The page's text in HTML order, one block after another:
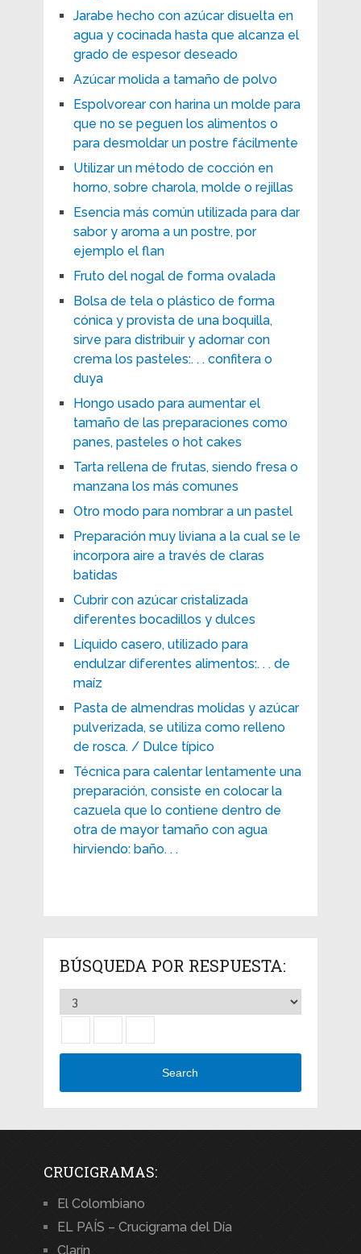
Jarabe hecho con azúcar disuelta en
agua y cocinada hasta que alcanza el
grado de espesor deseado
Azúcar molida a tamaño de polvo
Espolvorear con harina un molde para
que no se peguen los alimentos o
para desmoldar un postre fácilmente
Utilizar un método de cocción en
horno, sobre charola, molde o rejillas
Esencia más común utilizada para dar
sabor y aroma a un postre, por
ejemplo el flan
Fruto del nogal de forma ovalada
Bolsa de tela o plástico de forma
cónica y provista de una boquilla,
sirve para distribuir y adornar con
crema los pasteles:. . . confitera o
duya
Hongo usado para aumentar el
tamaño de las preparaciones como
panes, pasteles o hot cakes
Tarta rellena de frutas, siendo fresa o
manzana los más comunes
Otro modo para nombrar a un pastel
Preparación muy liviana a la cual se le
incorpora aire a través de claras
batidas
Cubrir con azúcar cristalizada
diferentes bocadillos y dulces
Líquido casero, utilizado para
endulzar diferentes alimentos:. . . de
maíz
Pasta de almendras molidas y azúcar
pulverizada, se utiliza como relleno
de rosca. / Dulce típico
Técnica para calentar lentamente una
preparación, consiste en colocar la
cazuela que lo contiene dentro de
otra de mayor tamaño con agua
hirviendo: baño. . .
BÚSQUEDA POR RESPUESTA:
Search
CRUCIGRAMAS:
El Colombiano
EL PAÍS – Crucigrama del Día
Clarín